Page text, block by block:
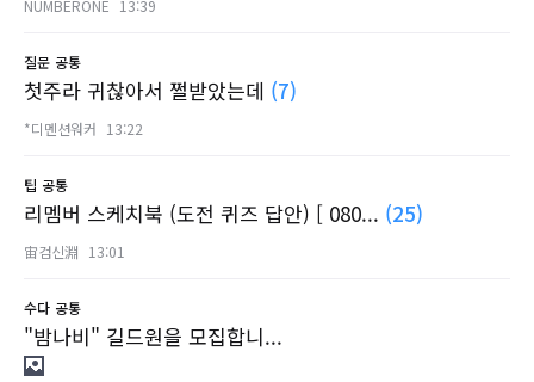
NUMBERONE 13:39
질문 공통
첫주라 귀찮아서 쩔받았는데 (7)
*디멘션워커 13:22
팁 공통
리멤버 스케치북 (도전 퀴즈 답안) [ 080... (25)
宙검신淵 13:01
수다 공통
"밤나비" 길드원을 모집합니...